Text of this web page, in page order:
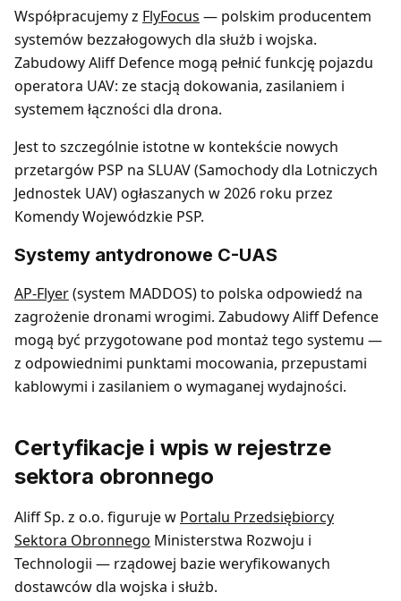
Współpracujemy z FlyFocus — polskim producentem
systemów bezzałogowych dla służb i wojska.
Zabudowy Aliff Defence mogą pełnić funkcję pojazdu
operatora UAV: ze stacją dokowania, zasilaniem i
systemem łączności dla drona.
Jest to szczególnie istotne w kontekście nowych
przetargów PSP na SLUAV (Samochody dla Lotniczych
Jednostek UAV) ogłaszanych w 2026 roku przez
Komendy Wojewódzkie PSP.
Systemy antydronowe C-UAS
AP-Flyer(system MADDOS) to polska odpowiedź na
zagrożenie dronami wrogimi. Zabudowy Aliff Defence
mogą być przygotowane pod montaż tego systemu —
z odpowiednimi punktami mocowania, przepustami
kablowymi i zasilaniem o wymaganej wydajności.
Certyfikacje i wpis w rejestrze
sektora obronnego
Aliff Sp. z o.o. figuruje w Portalu Przedsiębiorcy
Sektora Obronnego Ministerstwa Rozwoju i
Technologii — rządowej bazie weryfikowanych
dostawców dla wojska i służb.